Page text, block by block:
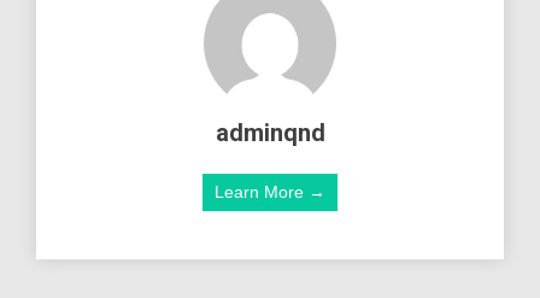
adminqnd
Learn More →